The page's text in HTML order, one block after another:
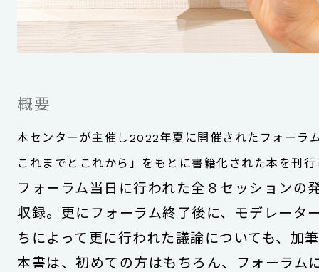
概要
本センターが主催し2022年夏に開催されたフォーラ
これまでとこれから」をもとに書籍化された本を刊
フォーラム当日に行われた全８セッションの
収録。更にフォーラム終了後に、モデレータ
ちによって更に行われた議論についても、加
本書は、初めての方はもちろん、フォーラム